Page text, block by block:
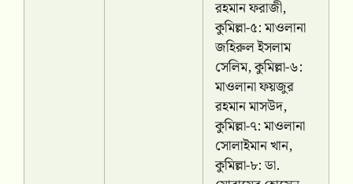
রহমান ফরাজী,
কুমিল্লা-৫: মাওলানা
জহিরুল ইসলাম
সেলিম, কুমিল্লা-৬:
মাওলানা ফয়জুর
রহমান মাসউদ,
কুমিল্লা-৭: মাওলানা
সোলাইমান খান,
কুমিল্লা-৮: ডা.